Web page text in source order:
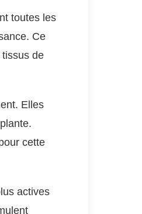
toutes les
Ce
de
Elles
cette
actives